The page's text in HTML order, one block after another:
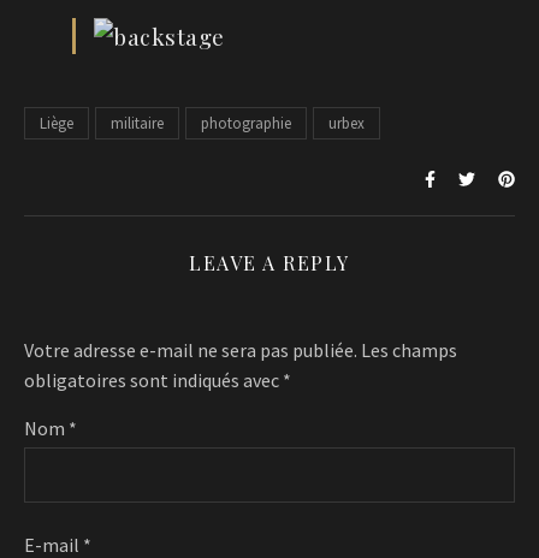
Liège militaire photographie urbex
LEAVE A REPLY
Votre adresse e-mail ne sera pas publiée. Les champs
obligatoires sont indiqués avec *
Nom *
E-mail *